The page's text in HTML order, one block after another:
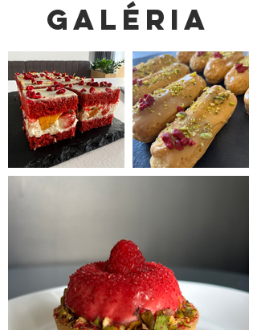
GALÉRIA